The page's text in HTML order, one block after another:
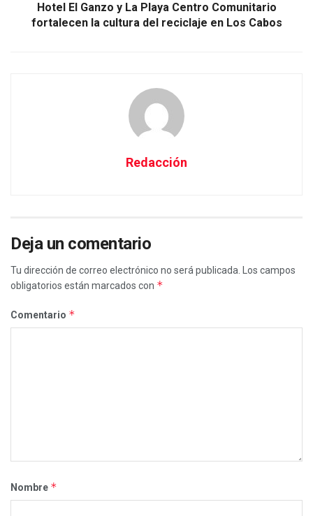
Hotel El Ganzo y La Playa Centro Comunitario
fortalecen la cultura del reciclaje en Los Cabos
Redacción
Deja un comentario
Tu dirección de correo electrónico no será publicada. Los campos
obligatorios están marcados con *
Comentario *
Nombre *